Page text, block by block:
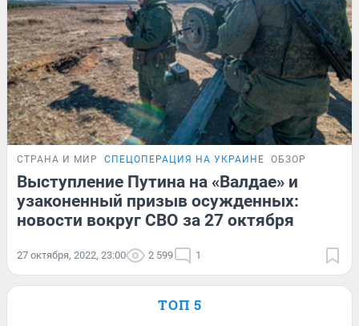
СТРАНА И МИР СПЕЦОПЕРАЦИЯ НА УКРАИНЕ ОБЗОР
Выступление Путина на «Валдае» и
узаконенный призыв осужденных:
новости вокруг СВО за 27 октября
27 октября, 2022, 23:00 2 599 1
ТОП 5